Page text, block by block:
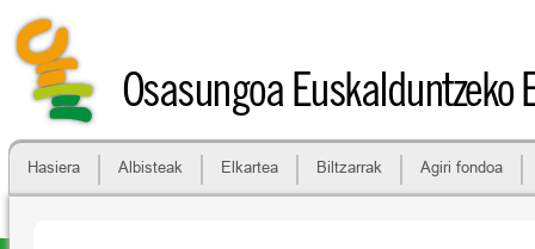
Osasungoa Euskalduntzeko
Hasiera Albisteak Elkartea Biltzarrak Agiri fondoa